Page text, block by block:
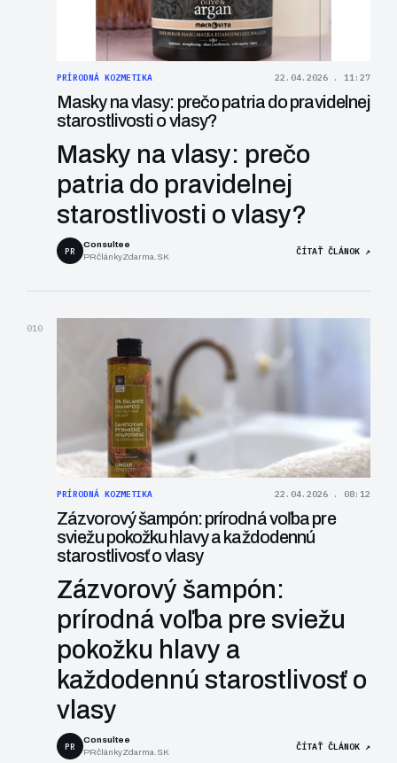
PRÍRODNÁ KOZMETIKA 22.04.2026 . 11:27
Masky na vlasy: prečo patria do pravidelnej
starostlivosti o vlasy?
Masky na vlasy: prečo
patria do pravidelnej
starostlivosti o vlasy?
PR
Consultee
PRčlánkyZdarma.SK
ČÍTAŤ ČLÁNOK ↗
010
PRÍRODNÁ KOZMETIKA 22.04.2026 . 08:12
Zázvorový šampón: prírodná voľba pre
sviežu pokožku hlavy a každodennú
starostlivosť o vlasy
Zázvorový šampón:
prírodná voľba pre sviežu
pokožku hlavy a
každodennú starostlivosť o
vlasy
PR
Consultee
PRčlánkyZdarma.SK
ČÍTAŤ ČLÁNOK ↗